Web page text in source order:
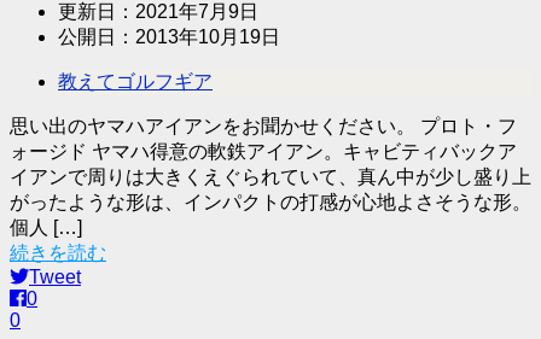
更新日： 2021年7月9日
公開日： 2013年10月19日
教えてゴルフギア
思い出のヤマハアイアンをお聞かせください。 プロト・フ
ォージド ヤマハ得意の軟鉄アイアン。キャビティバックア
イアンで周りは大きくえぐられていて、真ん中が少し盛り上
がったような形は、インパクトの打感が心地よさそうな形。
個人 […]
続きを読む
Tweet
0
0